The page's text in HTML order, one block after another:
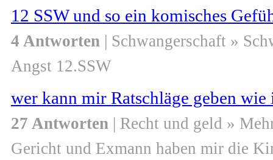
12 SSW und so ein komisches
4 Antworten | Schwangerschaft »
Angst 12.SSW
wer kann mir Ratschläge geben
27 Antworten | Recht und geld »
Gericht und Exmann haben mir die